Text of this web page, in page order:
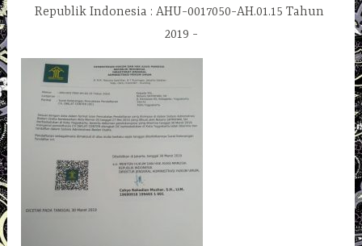
Republik Indonesia : AHU-0017050-AH.01.15 Tahun
2019